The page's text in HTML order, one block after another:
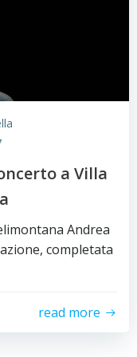
a Villa
Andrea
completata
read more